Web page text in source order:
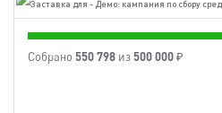
Собрано 550 798 из500 000₽